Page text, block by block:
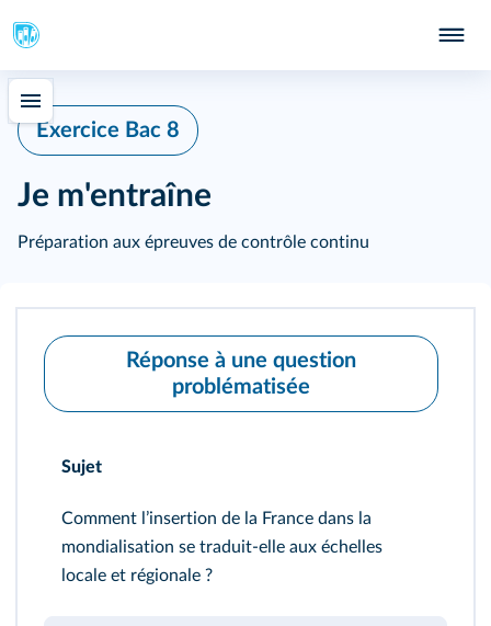
Exercice Bac 8
Je m'entraîne
Préparation aux épreuves de contrôle continu
Réponse à une question
problématisée
Sujet
Comment lʼinsertion de la France dans la
mondialisation se traduit-elle aux échelles
locale et régionale ?